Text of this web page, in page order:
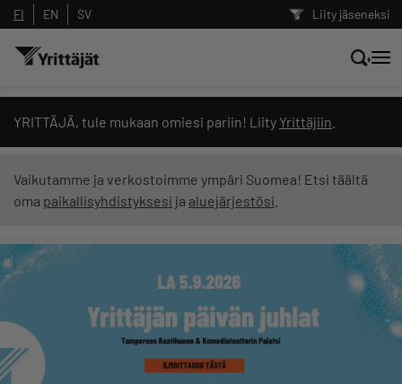
Liity jäseneksi
FI EN SV
YRITTÄJÄ, tule mukaan omiesi pariin! Liity Yrittäjiin
Vaikutamme ja verkostoimme ympäri Suomea! Etsi täältä
oma paikallisyhdistyksesi ja aluejärjestösi
Hae sivustolta tai kysy suoraan
Yrittäjien tekoälyltä
Suodata hakutuloksia: näytä kaikki sisältö